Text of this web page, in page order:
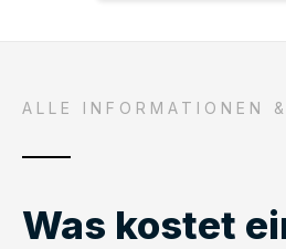
ALLE INFORMATIONEN
Was kostet